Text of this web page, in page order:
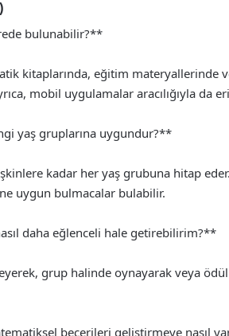
bulunabilir?**
kitaplarında, eğitim materyallerinde
mobil uygulamalar aracılığıyla da
yaş gruplarına uygundur?**
kadar her yaş grubuna hitap
uygun bulmacalar bulabilir.
daha eğlenceli hale getirebilirim?**
grup halinde oynayarak veya
becerileri geliştirmeye nasıl